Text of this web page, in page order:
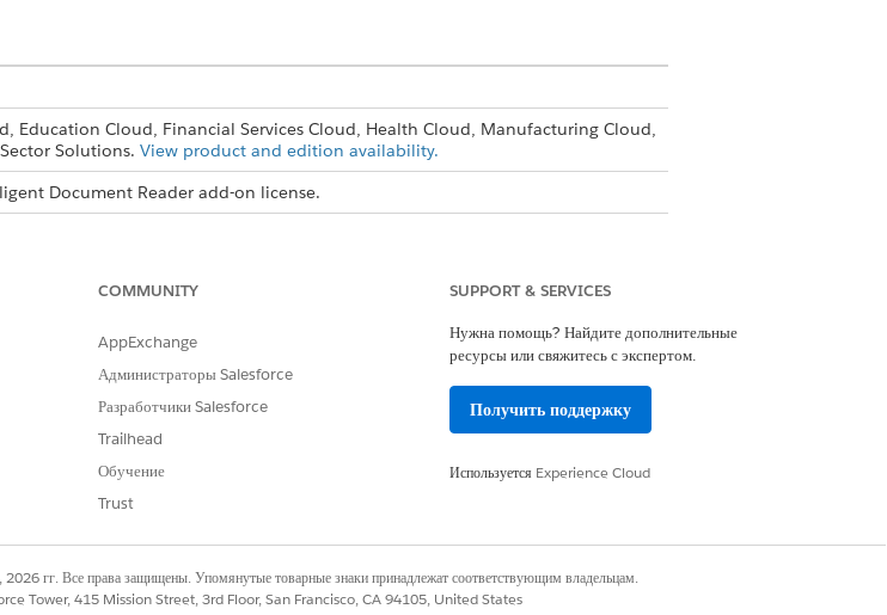
Education Cloud, Financial Services Cloud, Health Cloud, Manufacturing Cloud,
Solutions. View product and edition availability.
Document Reader add-on license.
processing operations and manage large volumes of data.
COMMUNITY
AppExchange
Администраторы Salesforce
Разработчики Salesforce
Trailhead
Обучение
Trust
SUPPORT & SERVICES
Нужна помощь? Найдите дополнительные
ресурсы или свяжитесь с экспертом.
Получить поддержку
Используется Experience Cloud
гг. Все права защищены. Упомянутые товарные знаки принадлежат соответствующим владельцам.
Tower, 415 Mission Street, 3rd Floor, San Francisco, CA 94105, United States